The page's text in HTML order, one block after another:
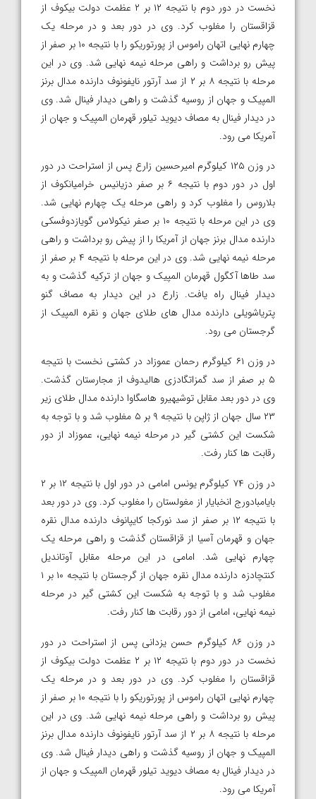
نخست در دور دوم با نتیجه ۱۲ بر ۲ عظمت دولت بیکوف از
قزاقستان را مغلوب کرد. وی در دور بعد و در مرحله یک
چهارم نهایی اتهان راموس از پورتوریکو را با نتیجه ۱۰ بر صفر از
پیش رو برداشت و راهی مرحله نیمه نهایی شد. وی در این
مرحله با نتیجه ۸ بر ۲ از سد آرتور نایفونوف دارنده مدال برنز
المپیک و جهان از روسیه گذشت و راهی دیدار فینال شد. وی
در دیدار فینال به مصاف دیوید تیلور قهرمان المپیک و جهان از
آمریکا می رود.
در وزن ۱۲۵ کیلوگرم امیرحسین زارع پس از استراحت در دور
اول در دور دوم با نتیجه ۶ بر صفر دزیانیس خرامیانکوف از
بلاروس را مغلوب کرد و راهی مرحله یک چهارم نهایی شد.
وی در این مرحله با نتیجه ۱۰ بر صفر نیکولاس گویازدوفسکی
دارنده مدال برنز جهان از آمریکا را از پیش رو برداشت و راهی
مرحله نیمه نهایی شد. وی در این مرحله با نتیجه ۴ بر صفر از
سد طاها آکگول قهرمان المپیک و جهان از ترکیه گذشت و به
دیدار فینال راه یافت. زارع در این دیدار به مصاف گنو
پتریاشویلی دارنده مدال های طلای جهان و نقره المپیک از
گرجستان می رود.
در وزن ۶۱ کیلوگرم رحمان عموزاد در کشتی نخست با نتیجه
۵ بر صفر از سد گمزاتگادزی هالیدوف از مجارستان گذشت.
وی در دور بعد مقابل توشیهیرو هاسگاوا دارنده مدال طلای زیر
۲۳ سال جهان از ژاپن با نتیجه ۹ بر ۵ مغلوب شد و با توجه به
شکست این کشتی گیر در مرحله نیمه نهایی، عموزاد از دور
رقابت ها کنار رفت.
در وزن ۷۴ کیلوگرم یونس امامی در دور اول با نتیجه ۱۲ بر ۲
بایامبادورج انخبایار از مغولستان را مغلوب کرد. وی در دور بعد
با نتیجه ۱۲ بر صفر از سد نورکجا کایپانوف دارنده مدال نقره
جهان و قهرمان آسیا از قزاقستان گذشت و راهی مرحله یک
چهارم نهایی شد. امامی در این مرحله مقابل آوتاندیل
کنتچادزه دارنده مدال نقره جهان از گرجستان با نتیجه ۱۰ بر ۱
مغلوب شد و با توجه به شکست این کشتی گیر در مرحله
نیمه نهایی، امامی از دور رقابت ها کنار رفت.
در وزن ۸۶ کیلوگرم حسن یزدانی پس از استراحت در دور
نخست در دور دوم با نتیجه ۱۲ بر ۲ عظمت دولت بیکوف از
قزاقستان را مغلوب کرد. وی در دور بعد و در مرحله یک
چهارم نهایی اتهان راموس از پورتوریکو را با نتیجه ۱۰ بر صفر از
پیش رو برداشت و راهی مرحله نیمه نهایی شد. وی در این
مرحله با نتیجه ۸ بر ۲ از سد آرتور نایفونوف دارنده مدال برنز
المپیک و جهان از روسیه گذشت و راهی دیدار فینال شد. وی
در دیدار فینال به مصاف دیوید تیلور قهرمان المپیک و جهان از
آمریکا می رود.